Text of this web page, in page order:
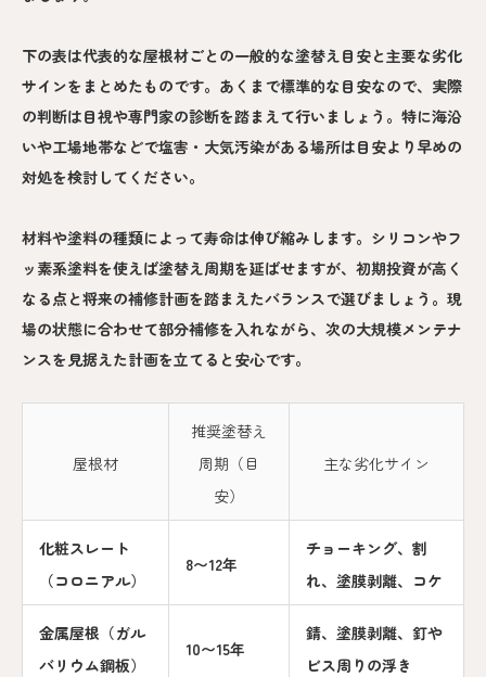
下の表は代表的な屋根材ごとの一般的な塗替え目安と主要な劣化
サインをまとめたものです。あくまで標準的な目安なので、実際
の判断は目視や専門家の診断を踏まえて行いましょう。特に海沿
いや工場地帯などで塩害・大気汚染がある場所は目安より早めの
対処を検討してください。
材料や塗料の種類によって寿命は伸び縮みします。シリコンやフ
ッ素系塗料を使えば塗替え周期を延ばせますが、初期投資が高く
なる点と将来の補修計画を踏まえたバランスで選びましょう。現
場の状態に合わせて部分補修を入れながら、次の大規模メンテナ
ンスを見据えた計画を立てると安心です。
屋根材
推奨塗替え
周期（目
安）
主な劣化サイン
化粧スレート
（コロニアル）
8〜12年
チョーキング、割
れ、塗膜剥離、コケ
金属屋根（ガル
バリウム鋼板）
10〜15年
錆、塗膜剥離、釘や
ビス周りの浮き